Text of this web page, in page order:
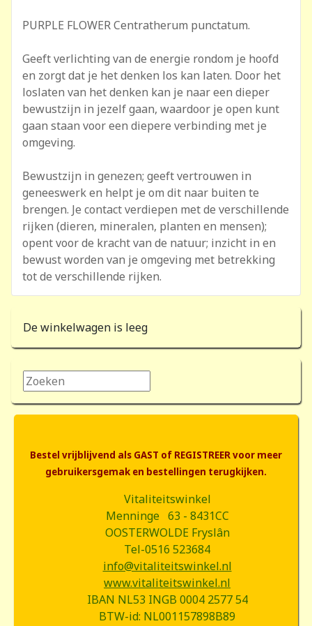
PURPLE FLOWER Centratherum punctatum.
Geeft verlichting van de energie rondom je hoofd
en zorgt dat je het denken los kan laten. Door het
loslaten van het denken kan je naar een dieper
bewustzijn in jezelf gaan, waardoor je open kunt
gaan staan voor een diepere verbinding met je
omgeving.
Bewustzijn in genezen; geeft vertrouwen in
geneeswerk en helpt je om dit naar buiten te
brengen. Je contact verdiepen met de verschillende
rijken (dieren, mineralen, planten en mensen);
opent voor de kracht van de natuur; inzicht in en
bewust worden van je omgeving met betrekking
tot de verschillende rijken.
De winkelwagen is leeg
Zoeken...
Bestel vrijblijvend als GAST of REGISTREER voor meer
gebruikersgemak en bestellingen terugkijken.
Vitaliteitswinkel
Menninge 63 - 8431CC
OOSTERWOLDE Fryslân
Tel-0516 523684
info@vitaliteitswinkel.nl
www.vitaliteitswinkel.nl
IBAN NL53 INGB 0004 2577 54
BTW-id: NL001157898B89